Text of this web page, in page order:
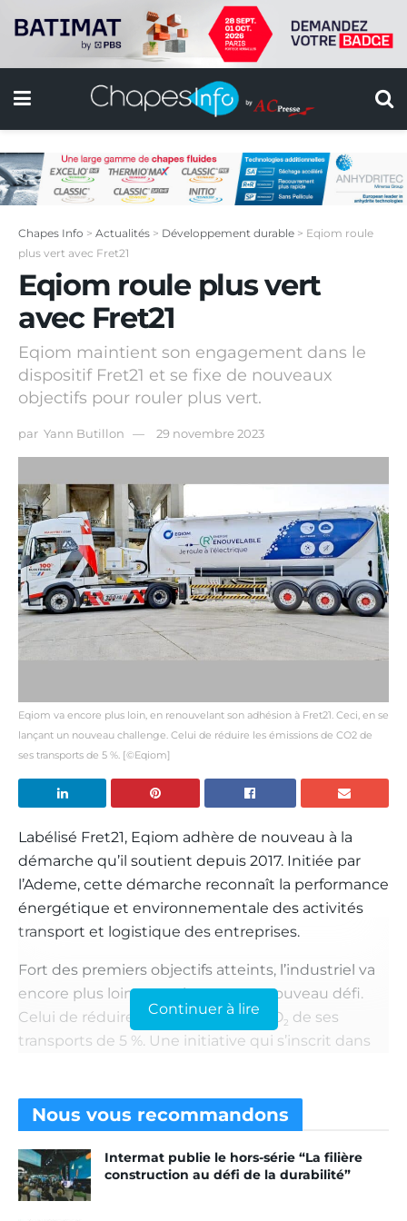
Chapes Info > Actualités > Développement durable > Eqiom roule
plus vert avec Fret21
Eqiom roule plus vert
avec Fret21
Eqiom maintient son engagement dans le
dispositif Fret21 et se fixe de nouveaux
objectifs pour rouler plus vert.
par Yann Butillon 29 novembre 2023
Eqiom va encore plus loin, en renouvelant son adhésion à Fret21. Ceci, en se
lançant un nouveau challenge. Celui de réduire les émissions de CO2 de
ses transports de 5 %. [©Eqiom]
Labélisé Fret21, Eqiom adhère de nouveau à la
démarche qu’il soutient depuis 2017. Initiée par
l’Ademe, cette démarche reconnaît la performance
énergétique et environnementale des activités
transport et logistique des entreprises.
Fort des premiers objectifs atteints, l’industriel va
encore plus loin, en se lançant un nouveau défi.
Celui de réduire les émissions de CO2 de ses
transports de 5 %. Une initiative qui s’inscrit dans
Un engagement fort de
sens pour Eqiom
Pour ce faire, la performance logistique d’Eqiom
Continuer à lire
Nous vous recommandons
Intermat publie le hors-série “La filière
construction au défi de la durabilité”